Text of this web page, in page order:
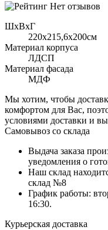
Нет отзывов
ШхВхГ
220x215,6х200см
Материал корпуса
ЛДСП
Материал фасада
МДФ
Мы хотим, чтобы
комфортом для Вас,
условиями доставки и
Самовывоз со склада
Выдача заказа
уведомления о
Наш склад
склад №8
График работы:
16:30.
Курьерская доставка